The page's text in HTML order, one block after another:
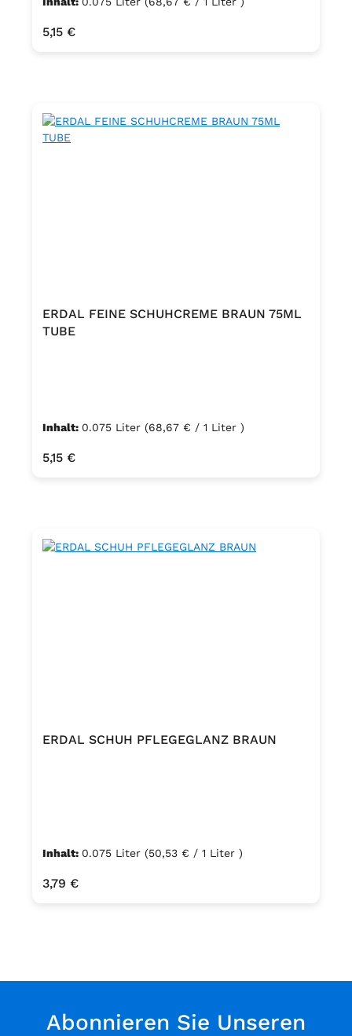
Regulärer Preis:
5,15 €
ERDAL FEINE SCHUHCREME BRAUN 75ML
TUBE
Inhalt: 0.075 Liter (68,67 € / 1 Liter )
Regulärer Preis:
5,15 €
ERDAL SCHUH PFLEGEGLANZ BRAUN
Inhalt: 0.075 Liter (50,53 € / 1 Liter )
Regulärer Preis:
3,79 €
Abonnieren Sie Unseren